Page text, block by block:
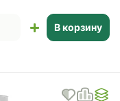
В корзину